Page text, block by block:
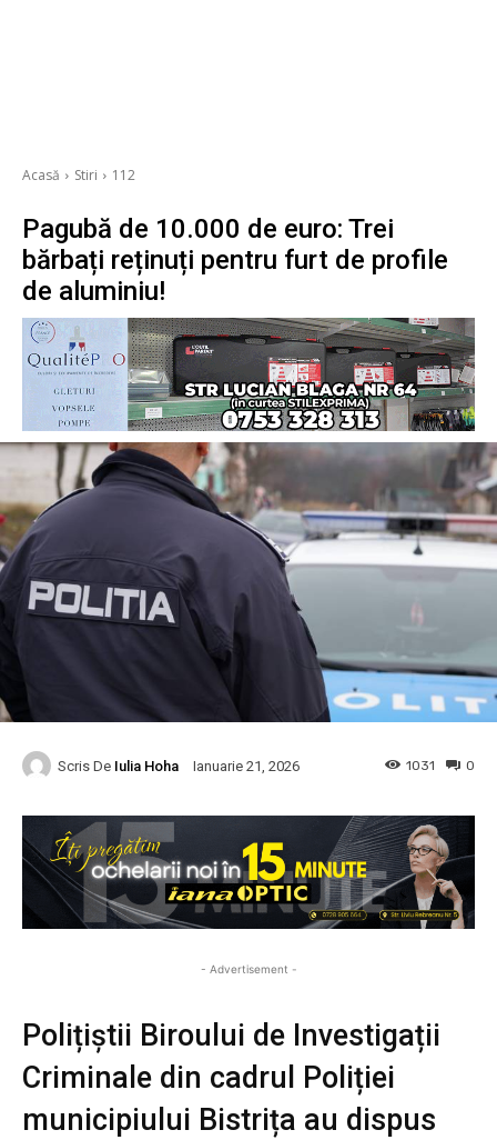
Acasă Stiri 112
Pagubă de 10.000 de euro: Trei
bărbați reținuți pentru furt de profile
de aluminiu!
Scris De Iulia Hoha Ianuarie 21, 2026 0
1031
- Advertisement -
Polițiștii Biroului de Investigații
Criminale din cadrul Poliției
municipiului Bistrița au dispus